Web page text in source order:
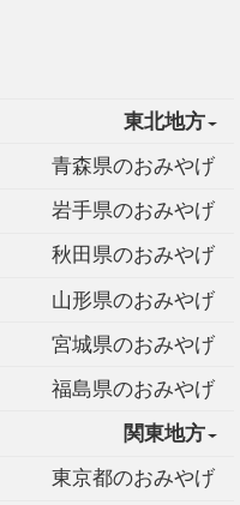
東北地方
青森県のおみやげ
岩手県のおみやげ
秋田県のおみやげ
山形県のおみやげ
宮城県のおみやげ
福島県のおみやげ
関東地方
東京都のおみやげ